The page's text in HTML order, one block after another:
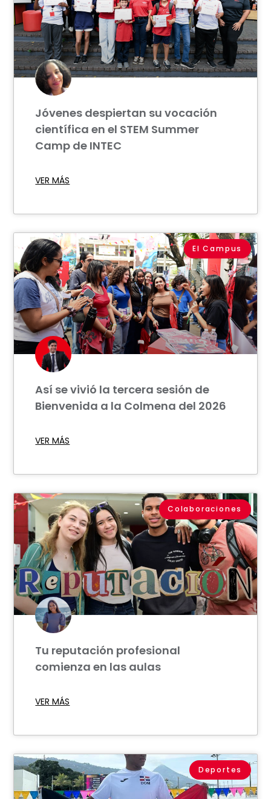
Jóvenes despiertan su vocación
científica en el STEM Summer
Camp de INTEC
VER MÁS
El Campus
Así se vivió la tercera sesión de
Bienvenida a la Colmena del 2026
VER MÁS
Colaboraciones
Tu reputación profesional
comienza en las aulas
VER MÁS
Deportes